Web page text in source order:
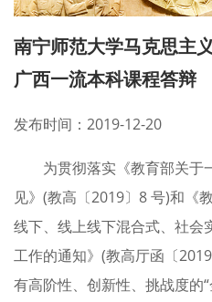
南宁师范大学马克思主
广西一流本科课程答辩
发布时间：2019-12-20
为贯彻落实《教育部关于
见》(教高〔2019〕8 号)和《
线下、线上线下混合式、社会
工作的通知》(教高厅函〔
有高阶性、创新性、挑战度的